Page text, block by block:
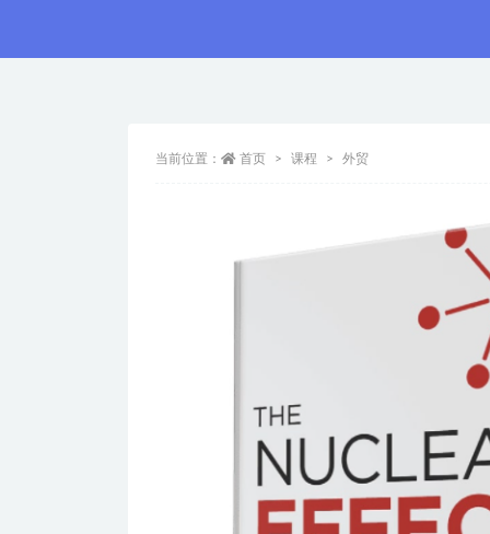
当前位置： 首页 课程 外贸